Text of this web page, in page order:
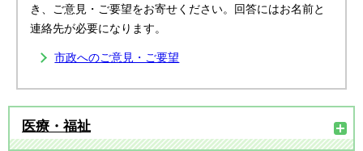
き、ご意見・ご要望をお寄せください。回答にはお名前と
連絡先が必要になります。
市政へのご意見・ご要望
医療・福祉